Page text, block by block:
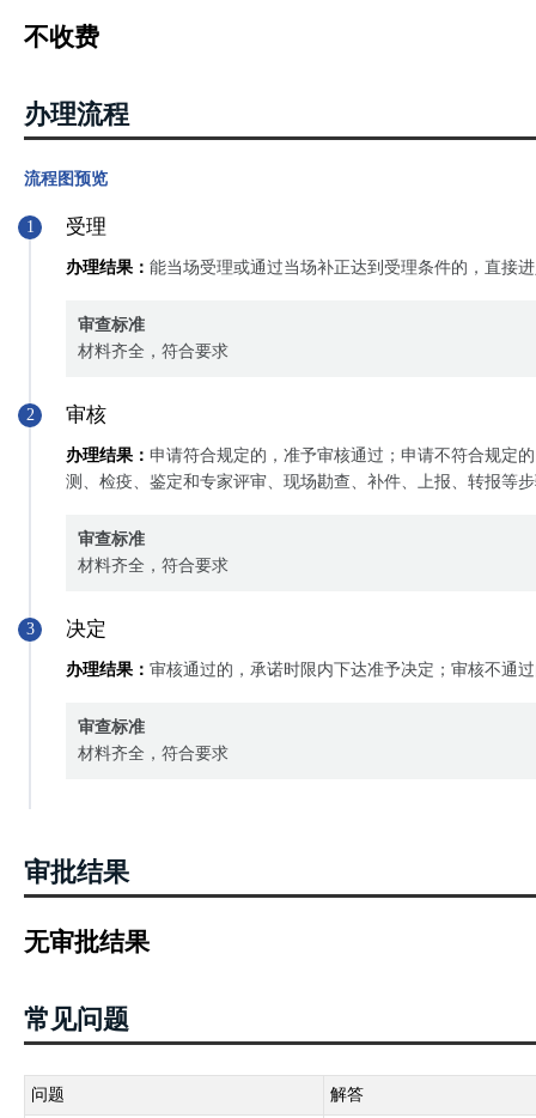
不收费
办理流程
流程图预览
1 受理
办理结果： 能当场受理或通过当场补正达到受理条件的，直接
审查标准
材料齐全，符合要求
2 审核
办理结果： 申请符合规定的，准予审核通过；申请不符合规定
测、检疫、鉴定和专家评审、现场勘查、补件、上报、转报等
审查标准
材料齐全，符合要求
3 决定
办理结果： 审核通过的，承诺时限内下达准予决定；审核不通
审查标准
材料齐全，符合要求
审批结果
无审批结果
常见问题
问题 解答